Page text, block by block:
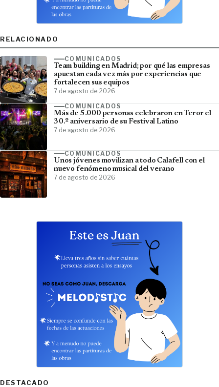
RELACIONADO
COMUNICADOS
Team building en Madrid; por qué las empresas
apuestan cada vez más por experiencias que
fortalecen sus equipos
7 de agosto de 2026
COMUNICADOS
Más de 5.000 personas celebraron en Teror el
30.º aniversario de su Festival Latino
7 de agosto de 2026
COMUNICADOS
Unos jóvenes movilizan a todo Calafell con el
nuevo fenómeno musical del verano
7 de agosto de 2026
DESTACADO